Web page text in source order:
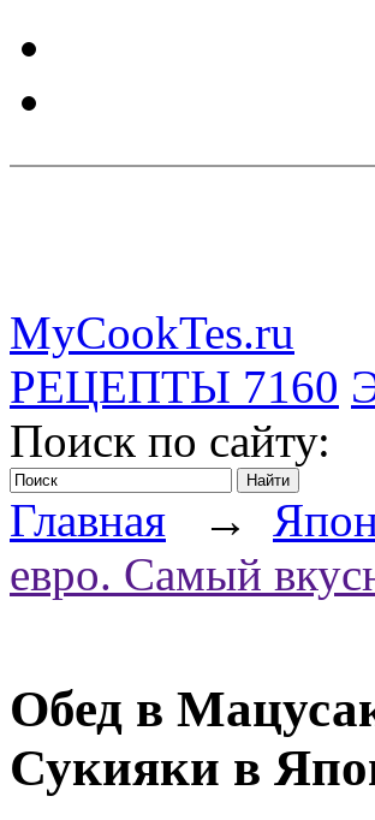
MyCookTes.ru
РЕЦЕПТЫ 7160
Поиск по сайту:
Главная →
евро. Самый
Обед в
Сукияки в